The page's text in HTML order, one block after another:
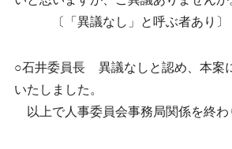
〔「異議なし」と呼ぶ者あり〕
○石井委員長 異議なしと認め、本案
いたしました。
以上で人事委員会事務局関係を終わ